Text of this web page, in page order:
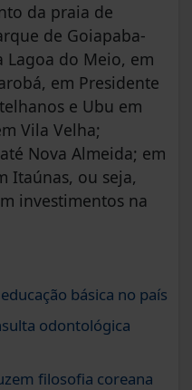
da praia de
de Goiapaba-
Lagoa do Meio, em
em Presidente
e Ubu em
Vila Velha;
Nova Almeida; em
Itaúnas, ou seja,
investimentos na
básica no país
odontológica
filosofia coreana